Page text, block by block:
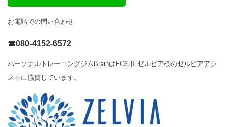
お電話での問い合わせ
☎080-4152-6572
パーソナルトレーニングジムBrainはFC町田ゼルビア様のゼルビアアシ
ストに協賛しています。